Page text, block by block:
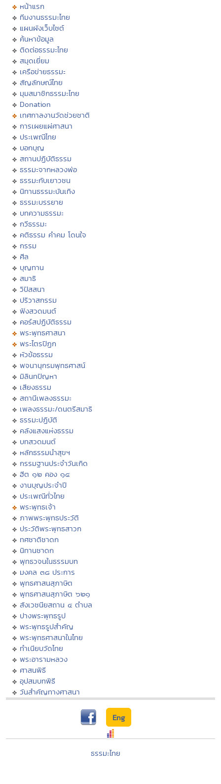
หน้าแรก
ทีมงานธรรมะไทย
แผนผังเว็บไซต์
ค้นหาข้อมูล
ติดต่อธรรมะไทย
สมุดเยี่ยม
เครือข่ายธรรมะ
สัญลักษณ์ไทย
มุมสมาชิกธรรมะไทย
Donation
เทศกาลงานวัดช่วยชาติ
การเผยแผ่ศาสนา
ประเพณีไทย
บอกบุญ
สถานปฏิบัติธรรม
ธรรมะจากหลวงพ่อ
ธรรมะกับเยาวชน
นิทานธรรมะบันเทิง
ธรรมะบรรยาย
บทความธรรมะ
กวีธรรมะ
คติธรรม คำคม โดนใจ
กรรม
ศีล
บุญทาน
สมาธิ
วิปัสสนา
ปริวาสกรรม
ฟังสวดมนต์
คอร์สปฏิบัติธรรม
พระพุทธศาสนา
พระไตรปิฏก
หัวข้อธรรม
พจนานุกรมพุทธศาสน์
มิลินทปัญหา
เสียงธรรม
สถานีเพลงธรรมะ
เพลงธรรมะ/ดนตรีสมาธิ
ธรรมะปฏิบัติ
คลังแสงแห่งธรรม
บทสวดมนต์
หลักธรรมนำสุขฯ
กรรมฐานประจำวันเกิด
ฮีต ๑๒ คอง ๑๔
งานบุญประจำปี
ประเพณีทั่วไทย
พระพุทธเจ้า
ภาพพระพุทธประวัติ
ประวัติพระพุทธสาวก
ทศชาติชาดก
นิทานชาดก
พุทธวจนในธรรมบท
มงคล ๓๘ ประการ
พุทธศาสนสุภาษิต
พุทธศาสนสุภาษิต ๖๒๑
สังเวชนียสถาน ๔ ตำบล
ปางพระพุทธรูป
พระพุทธรูปสำคัญ
พระพุทธศาสนาในไทย
ทำเนียบวัดไทย
พระอารามหลวง
ศาสนพิธี
อุปสมบทพิธี
วันสำคัญทางศาสนา
Eng
ธรรมะไทย